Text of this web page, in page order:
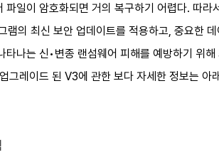
파일이 암호화되면 거의 복구하기 어렵다. 따
램의 최신 보안 업데이트를 적용하고, 중요한
타나는 신•변종 랜섬웨어 피해를 예방하기 위
그레이드 된 V3에 관한 보다 자세한 정보는 아